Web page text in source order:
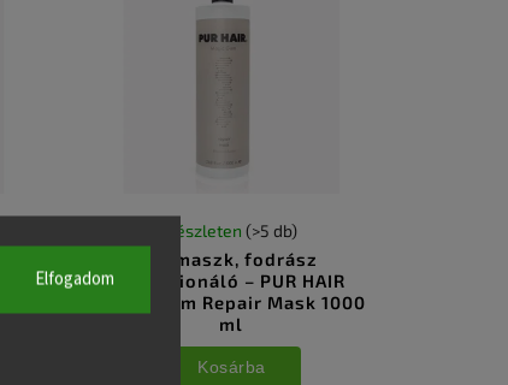
Elfogadom
Hajmaszk, fodrász
kondicionáló – PUR HAIR
Magic Gum Repair Mask 1000
ml
Készleten (>5 db)
Kosárba